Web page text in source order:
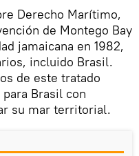
Derecho Marítimo,
de Montego Bay
jamaicana en 1982,
incluido Brasil.
de este tratado
Brasil con
su mar territorial.